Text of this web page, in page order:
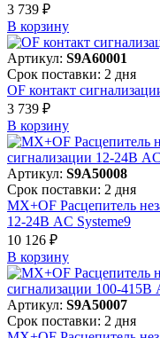
3 739 ₽
В корзинy
Артикул: S9A60001
Срок поставки: 2 дня
OF контакт
3 739 ₽
В корзинy
Артикул: S9A50008
Срок поставки: 2 дня
MX+OF Расцепитель
12-24В AC Systeme9
10 126 ₽
В корзинy
Артикул: S9A50007
Срок поставки: 2 дня